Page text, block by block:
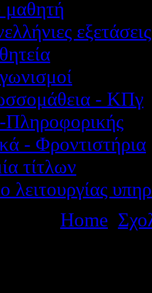
μαθητή
εξετάσεις
- ΚΠγ
- Φροντιστήρια
τίτλων
λειτουργίας
Home